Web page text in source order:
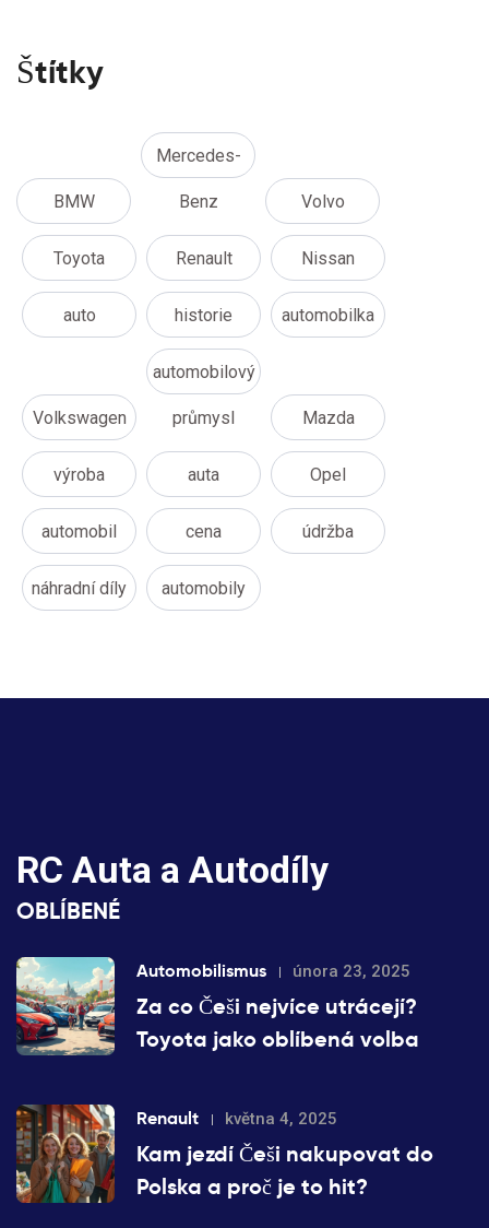
Štítky
BMW
Mercedes-
Benz Volvo
Toyota Renault Nissan
auto historie automobilka
Volkswagen
automobilový
průmysl Mazda
výroba auta Opel
automobil cena údržba
náhradní díly automobily
RC Auta a Autodíly
OBLÍBENÉ
Automobilismus února 23, 2025
Za co Češi nejvíce utrácejí?
Toyota jako oblíbená volba
Renault května 4, 2025
Kam jezdí Češi nakupovat do
Polska a proč je to hit?